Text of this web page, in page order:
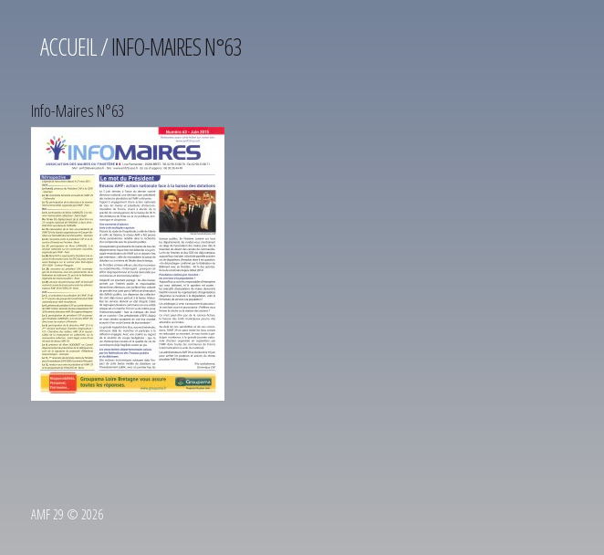
ACCUEIL/INFO-MAIRES N°63
Info-Maires N°63
AMF 29 © 2026